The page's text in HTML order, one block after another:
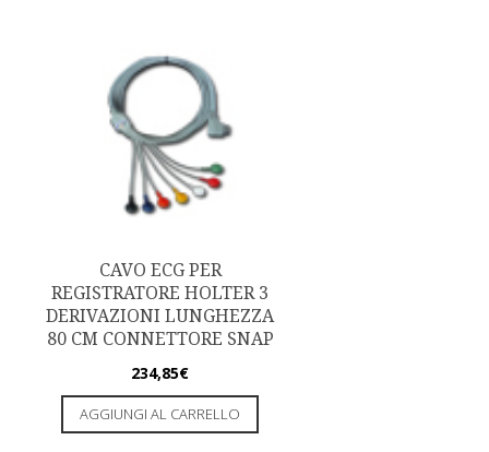
CAVO ECG PER
REGISTRATORE HOLTER 3
DERIVAZIONI LUNGHEZZA
80 CM CONNETTORE SNAP
234,85€
AGGIUNGI AL CARRELLO